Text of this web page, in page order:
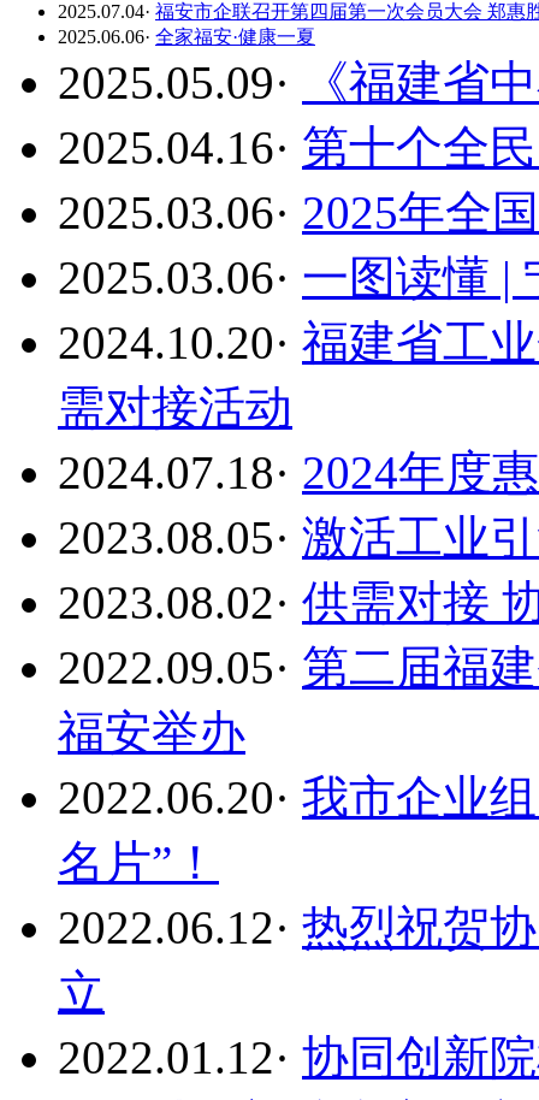
2025.07.04· 福安市企联召开第四届第一次会员大会 郑惠
2025.06.06· 全家福安·健康一夏
2025.05.09·
《福建省
2025.04.16· 第十个全
2025.03.06· 2025年全
2025.03.06· 一图读懂 |
2024.10.20· 福建省工
需对接活动
2024.07.18· 2024年度
2023.08.05· 激活工业
2023.08.02· 供需对接
2022.09.05· 第二届福
福安举办
2022.06.20· 我市企业
名片”！
2022.06.12· 热烈祝贺
立
2022.01.12· 协同创新